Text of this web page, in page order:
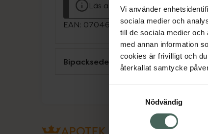
Vi använder
sociala medier och
till de sociala medier
med annan information
cookies är frivilligt och
återkallat samtycke
Nödvändig
Läs alltid bipacksedeln innan
EAN: 07046260293359
Bipacksedel från FASS